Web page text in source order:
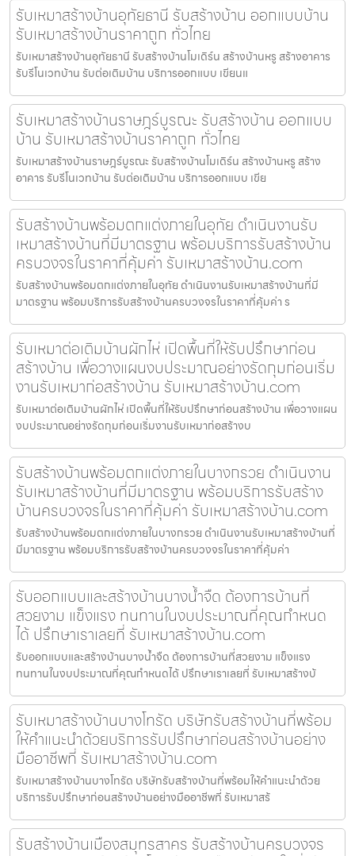
รับเหมาสร้างบ้านอุทัยธานี รับสร้างบ้าน ออกแบบบ้าน
รับเหมาสร้างบ้านราคาถูก ทั่วไทย
รับเหมาสร้างบ้านอุทัยธานี รับสร้างบ้านโมเดิร์น สร้างบ้านหรู สร้างอาคาร
รับรีโนเวทบ้าน รับต่อเติมบ้าน บริการออกแบบ เขียนแ
รับเหมาสร้างบ้านราษฎร์บูรณะ รับสร้างบ้าน ออกแบบ
บ้าน รับเหมาสร้างบ้านราคาถูก ทั่วไทย
รับเหมาสร้างบ้านราษฎร์บูรณะ รับสร้างบ้านโมเดิร์น สร้างบ้านหรู สร้าง
อาคาร รับรีโนเวทบ้าน รับต่อเติมบ้าน บริการออกแบบ เขีย
รับสร้างบ้านพร้อมตกแต่งภายในอุทัย ดำเนินงานรับ
เหมาสร้างบ้านที่มีมาตรฐาน พร้อมบริการรับสร้างบ้าน
ครบวงจรในราคาที่คุ้มค่า รับเหมาสร้างบ้าน.com
รับสร้างบ้านพร้อมตกแต่งภายในอุทัย ดำเนินงานรับเหมาสร้างบ้านที่มี
มาตรฐาน พร้อมบริการรับสร้างบ้านครบวงจรในราคาที่คุ้มค่า ร
รับเหมาต่อเติมบ้านผักไห่ เปิดพื้นที่ให้รับปรึกษาก่อน
สร้างบ้าน เพื่อวางแผนงบประมาณอย่างรัดกุมก่อนเริ่ม
งานรับเหมาก่อสร้างบ้าน รับเหมาสร้างบ้าน.com
รับเหมาต่อเติมบ้านผักไห่ เปิดพื้นที่ให้รับปรึกษาก่อนสร้างบ้าน เพื่อวางแผน
งบประมาณอย่างรัดกุมก่อนเริ่มงานรับเหมาก่อสร้างบ
รับสร้างบ้านพร้อมตกแต่งภายในบางกรวย ดำเนินงาน
รับเหมาสร้างบ้านที่มีมาตรฐาน พร้อมบริการรับสร้าง
บ้านครบวงจรในราคาที่คุ้มค่า รับเหมาสร้างบ้าน.com
รับสร้างบ้านพร้อมตกแต่งภายในบางกรวย ดำเนินงานรับเหมาสร้างบ้านที่
มีมาตรฐาน พร้อมบริการรับสร้างบ้านครบวงจรในราคาที่คุ้มค่า
รับออกแบบและสร้างบ้านบางน้ำจืด ต้องการบ้านที่
สวยงาม แข็งแรง ทนทานในงบประมาณที่คุณกำหนด
ได้ ปรึกษาเราเลยที่ รับเหมาสร้างบ้าน.com
รับออกแบบและสร้างบ้านบางน้ำจืด ต้องการบ้านที่สวยงาม แข็งแรง
ทนทานในงบประมาณที่คุณกำหนดได้ ปรึกษาเราเลยที่ รับเหมาสร้างบ้
รับเหมาสร้างบ้านบางโทรัด บริษัทรับสร้างบ้านที่พร้อม
ให้คำแนะนำด้วยบริการรับปรึกษาก่อนสร้างบ้านอย่าง
มืออาชีพที่ รับเหมาสร้างบ้าน.com
รับเหมาสร้างบ้านบางโทรัด บริษัทรับสร้างบ้านที่พร้อมให้คำแนะนำด้วย
บริการรับปรึกษาก่อนสร้างบ้านอย่างมืออาชีพที่ รับเหมาสร้
รับสร้างบ้านเมืองสมุทรสาคร รับสร้างบ้านครบวงจร